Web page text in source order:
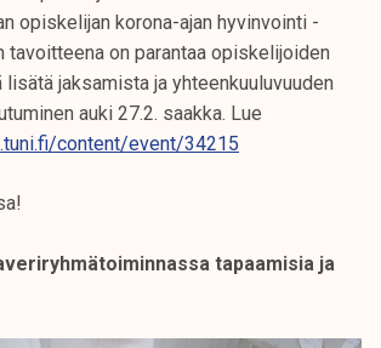
opiskelijan korona-ajan hyvinvointi -
tavoitteena on parantaa opiskelijoiden
lisätä jaksamista ja yhteenkuuluvuuden
auki 27.2. saakka. Lue
content/event/34215
tapaamisia ja